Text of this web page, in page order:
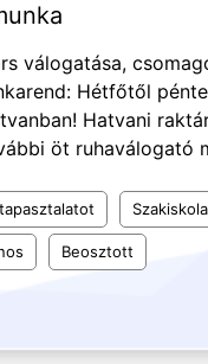
válogatása,
Hétfőtől
Hatvani
öt ruhaválogató
Beosztott